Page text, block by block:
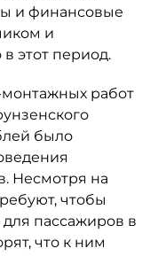
и финансовые
и
этот период.
работ
было
Несмотря на
чтобы
пассажиров в
что к ним